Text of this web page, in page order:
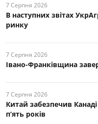
7 Серпня 2026
В наступних звітах
ринку
7 Серпня 2026
Івано-Франківщина
7 Серпня 2026
Китай забезпечив
п’ять років